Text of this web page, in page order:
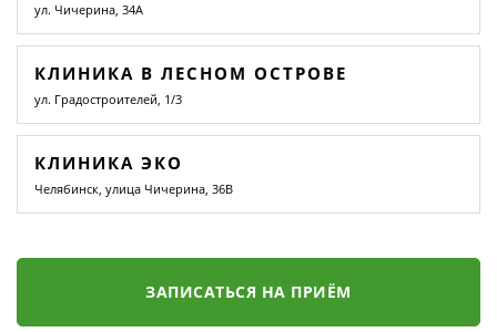
ул. Чичерина, 34А
КЛИНИКА В ЛЕСНОМ ОСТРОВЕ
ул. Градостроителей, 1/3
КЛИНИКА ЭКО
Челябинск, улица Чичерина, 36В
ЗАПИСАТЬСЯ НА ПРИЁМ